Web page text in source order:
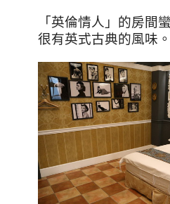
「英倫情人」的房間
很有英式古典的風味。